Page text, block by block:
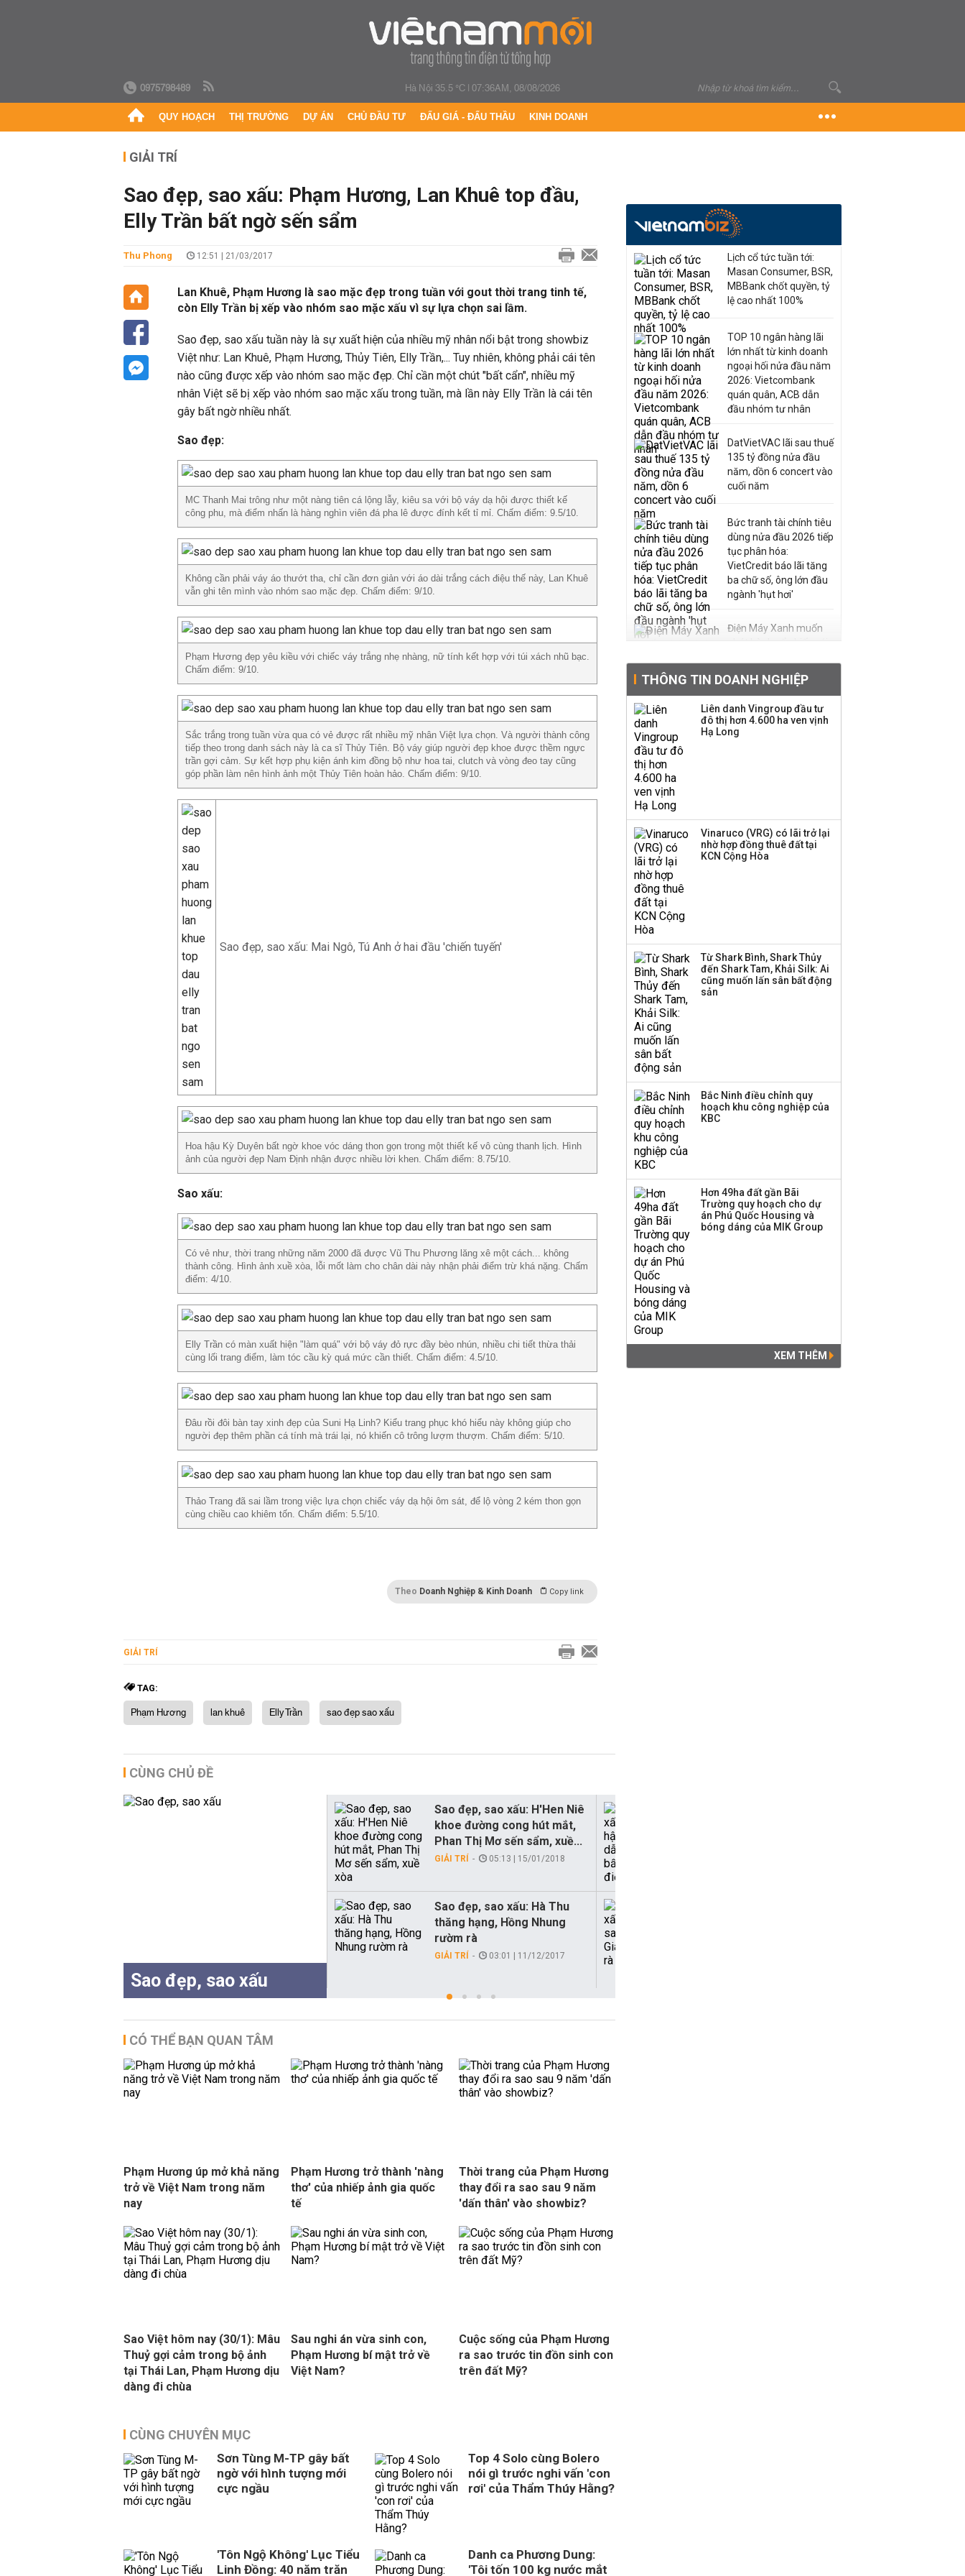
0975798489 Hà Nội 35.5 °C|07:36AM, 08/08/2026
QUY HOẠCH THỊ TRƯỜNG DỰ ÁN CHỦ ĐẦU TƯ ĐẤU GIÁ - ĐẤU THẦU KINH DOANH
GIẢI TRÍ
Sao đẹp, sao xấu: Phạm Hương, Lan Khuê top đầu,
Elly Trần bất ngờ sến sẩm
Thu Phong 12:51 | 21/03/2017
Lan Khuê, Phạm Hương là sao mặc đẹp trong tuần với gout thời trang tinh tế,
còn Elly Trần bị xếp vào nhóm sao mặc xấu vì sự lựa chọn sai lầm.
Sao đẹp, sao xấu tuần này là sự xuất hiện của nhiều mỹ nhân nổi bật trong showbiz
Việt như: Lan Khuê, Phạm Hương, Thủy Tiên, Elly Trần,... Tuy nhiên, không phải cái tên
nào cũng được xếp vào nhóm sao mặc đẹp. Chỉ cần một chút "bất cẩn", nhiều mỹ
nhân Việt sẽ bị xếp vào nhóm sao mặc xấu trong tuần, mà lần này Elly Trần là cái tên
gây bất ngờ nhiều nhất.
Sao đẹp:
MC Thanh Mai trông như một nàng tiên cá lộng lẫy, kiêu sa với bộ váy dạ hội được thiết kế
công phu, mà điểm nhấn là hàng nghìn viên đá pha lê được đính kết tỉ mỉ. Chấm điểm: 9.5/10.
Không cần phải váy áo thướt tha, chỉ cần đơn giản với áo dài trắng cách điệu thế này, Lan Khuê
vẫn ghi tên mình vào nhóm sao mặc đẹp. Chấm điểm: 9/10.
Phạm Hương đẹp yêu kiều với chiếc váy trắng nhẹ nhàng, nữ tính kết hợp với túi xách nhũ bạc.
Chấm điểm: 9/10.
Sắc trắng trong tuần vừa qua có vẻ được rất nhiều mỹ nhân Việt lựa chọn. Và người thành công
tiếp theo trong danh sách này là ca sĩ Thủy Tiên. Bộ váy giúp người đẹp khoe được thềm ngực
trần gợi cảm. Sự kết hợp phụ kiện ánh kim đồng bộ như hoa tai, clutch và vòng đeo tay cũng
góp phần làm nên hình ảnh một Thủy Tiên hoàn hảo. Chấm điểm: 9/10.
Sao đẹp, sao xấu: Mai Ngô, Tú Anh ở hai đầu 'chiến tuyến'
Hoa hậu Kỳ Duyên bất ngờ khoe vóc dáng thon gọn trong một thiết kế vô cùng thanh lịch. Hình
ảnh của người đẹp Nam Định nhận được nhiều lời khen. Chấm điểm: 8.75/10.
Sao xấu:
Có vẻ như, thời trang những năm 2000 đã được Vũ Thu Phương lăng xê một cách... không
thành công. Hình ảnh xuề xòa, lỗi mốt làm cho chân dài này nhận phải điểm trừ khá nặng. Chấm
điểm: 4/10.
Elly Trần có màn xuất hiện "làm quá" với bộ váy đỏ rực đầy bèo nhún, nhiều chi tiết thừa thải
cùng lối trang điểm, làm tóc cầu kỳ quá mức cần thiết. Chấm điểm: 4.5/10.
Đâu rồi đôi bàn tay xinh đẹp của Suni Hạ Linh? Kiểu trang phục khó hiểu này không giúp cho
người đẹp thêm phần cá tính mà trái lại, nó khiến cô trông lượm thượm. Chấm điểm: 5/10.
Thảo Trang đã sai lầm trong việc lựa chọn chiếc váy dạ hội ôm sát, để lộ vòng 2 kém thon gọn
cùng chiều cao khiêm tốn. Chấm điểm: 5.5/10.
Theo Doanh Nghiệp & Kinh Doanh Copy link
GIẢI TRÍ
TAG:
Phạm Hương lan khuê Elly Trần sao đẹp sao xấu
CÙNG CHỦ ĐỀ
Sao đẹp, sao xấu
Sao đẹp, sao xấu: H'Hen Niê
khoe đường cong hút mắt,
Phan Thị Mơ sến sẩm, xuề...
GIẢI TRÍ 05:13 | 15/01/2018
Sao đẹp, sao xấu: Hà Thu
thăng hạng, Hồng Nhung
rườm rà
GIẢI TRÍ 03:01 | 11/12/2017
CÓ THỂ BẠN QUAN TÂM
Phạm Hương úp mở khả năng
trở về Việt Nam trong năm
nay
Phạm Hương trở thành 'nàng
thơ' của nhiếp ảnh gia quốc
tế
Thời trang của Phạm Hương
thay đổi ra sao sau 9 năm
'dấn thân' vào showbiz?
Sao Việt hôm nay (30/1): Mâu
Thuỷ gợi cảm trong bộ ảnh
tại Thái Lan, Phạm Hương dịu
dàng đi chùa
Sau nghi án vừa sinh con,
Phạm Hương bí mật trở về
Việt Nam?
Cuộc sống của Phạm Hương
ra sao trước tin đồn sinh con
trên đất Mỹ?
CÙNG CHUYÊN MỤC
Sơn Tùng M-TP gây bất
ngờ với hình tượng mới
cực ngầu
Top 4 Solo cùng Bolero
nói gì trước nghi vấn 'con
rơi' của Thẩm Thúy Hằng?
'Tôn Ngộ Không' Lục Tiểu
Linh Đồng: 40 năm trăn
Danh ca Phương Dung:
'Tôi tốn 100 kg nước mắt
Lịch cổ tức tuần tới:
Masan Consumer, BSR,
MBBank chốt quyền, tỷ
lệ cao nhất 100%
TOP 10 ngân hàng lãi
lớn nhất từ kinh doanh
ngoại hối nửa đầu năm
2026: Vietcombank
quán quân, ACB dẫn
đầu nhóm tư nhân
DatVietVAC lãi sau thuế
135 tỷ đồng nửa đầu
năm, dồn 6 concert vào
cuối năm
Bức tranh tài chính tiêu
dùng nửa đầu 2026 tiếp
tục phân hóa:
VietCredit báo lãi tăng
ba chữ số, ông lớn đầu
ngành 'hụt hơi'
Điện Máy Xanh muốn
phát hành cổ phiếu với
Sau nhịp điều chỉnh
mạnh, CTCK nhìn thấy
cơ hội ở nhóm cổ phiếu
thanh lý toàn bộ cửa
hàng
Công ty 100 tỷ của
Huấn Hoa Hồng bỗng
dưng ‘biến mất’, một
THÔNG TIN DOANH NGHIỆP
Liên danh Vingroup đầu tư
đô thị hơn 4.600 ha ven vịnh
Hạ Long
Vinaruco (VRG) có lãi trở lại
nhờ hợp đồng thuê đất tại
KCN Cộng Hòa
Từ Shark Bình, Shark Thủy
đến Shark Tam, Khải Silk: Ai
cũng muốn lấn sân bất động
sản
Bắc Ninh điều chỉnh quy
hoạch khu công nghiệp của
KBC
Hơn 49ha đất gần Bãi
Trường quy hoạch cho dự
án Phú Quốc Housing và
bóng dáng của MIK Group
XEM THÊM